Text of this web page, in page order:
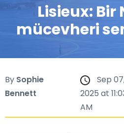
Lisieux:
mücevheri
By Sophie
Bennett
Sep
2025 at
AM